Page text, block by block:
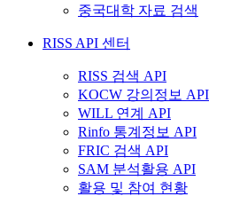
중국대학 자료 검색
RISS API 센터
RISS 검색 API
KOCW 강의정보 API
WILL 연계 API
Rinfo 통계정보 API
FRIC 검색 API
SAM 분석활용 API
활용 및 참여 현황